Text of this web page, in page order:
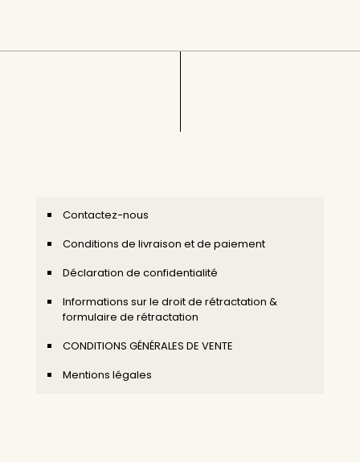
Contactez-nous
Conditions de livraison et de paiement
Déclaration de confidentialité
Informations sur le droit de rétractation &
formulaire de rétractation
CONDITIONS GÉNÉRALES DE VENTE
Mentions légales